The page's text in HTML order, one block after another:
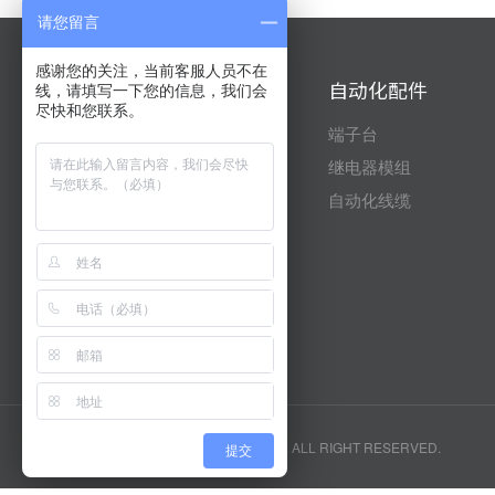
自动化产品
台达
富士
昆仑通态
威纶通
安川
自动化配件
端子台
继电器模组
自动化线缆
版权所有 无锡市肯致电气有限公司 . ALL RIGHT RESERVED.
请您留言
感谢您的关注，当前客服人员不在
线，请填写一下您的信息，我们会
尽快和您联系。
提交